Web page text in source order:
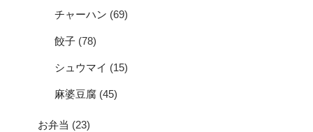
チャーハン (69)
餃子 (78)
シュウマイ (15)
麻婆豆腐 (45)
お弁当 (23)